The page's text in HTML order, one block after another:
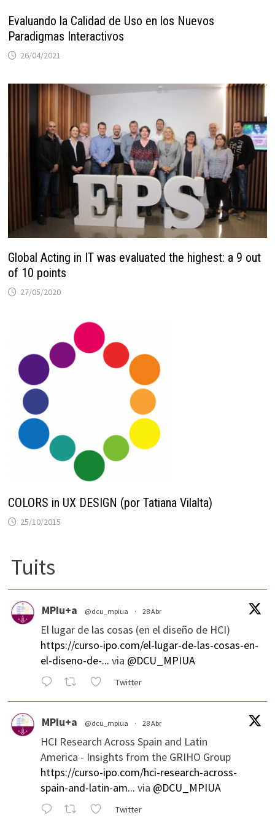
Evaluando la Calidad de Uso en los Nuevos
Paradigmas Interactivos
26/04/2021
Global Acting in IT was evaluated the highest: a 9 out
of 10 points
27/05/2020
COLORS in UX DESIGN (por Tatiana Vilalta)
25/10/2015
Tuits
MPIu+a @dcu_mpiua · 28 Abr
El lugar de las cosas (en el diseño de HCI)
https://curso-ipo.com/el-lugar-de-las-cosas-en-
el-diseno-de-... via @DCU_MPIUA
Twitter
MPIu+a @dcu_mpiua · 28 Abr
HCI Research Across Spain and Latin
America - Insights from the GRIHO Group
https://curso-ipo.com/hci-research-across-
spain-and-latin-am... via @DCU_MPIUA
Twitter